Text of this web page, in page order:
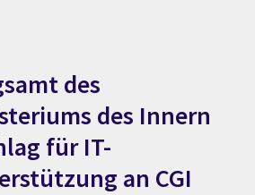
des
des Innern
für IT-
an CGI